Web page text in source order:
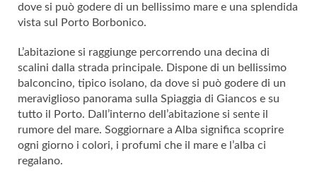
dove si può godere di un bellissimo mare e una splendida
vista sul Porto Borbonico.
L’abitazione si raggiunge percorrendo una decina di
scalini dalla strada principale. Dispone di un bellissimo
balconcino, tipico isolano, da dove si può godere di un
meraviglioso panorama sulla Spiaggia di Giancos e su
tutto il Porto. Dall’interno dell’abitazione si sente il
rumore del mare. Soggiornare a Alba significa scoprire
ogni giorno i colori, i profumi che il mare e l’alba ci
regalano.